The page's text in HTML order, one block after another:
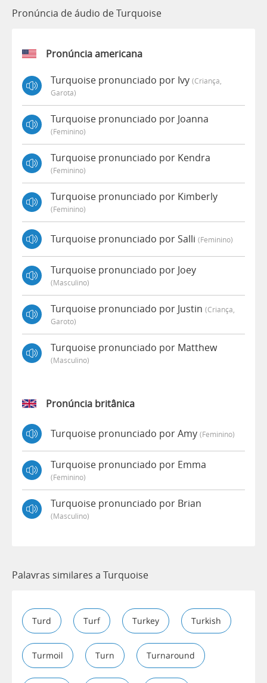
Pronúncia de áudio de Turquoise
Pronúncia americana
Turquoise pronunciado por Ivy (criança,
Garota)
Turquoise pronunciado por Joanna
(feminino)
Turquoise pronunciado por Kendra
(feminino)
Turquoise pronunciado por Kimberly
(feminino)
Turquoise pronunciado por Salli (feminino)
Turquoise pronunciado por Joey
(masculino)
Turquoise pronunciado por Justin (criança,
Garoto)
Turquoise pronunciado por Matthew
(masculino)
Pronúncia britânica
Turquoise pronunciado por Amy (feminino)
Turquoise pronunciado por Emma
(feminino)
Turquoise pronunciado por Brian
(masculino)
Palavras similares a Turquoise
Turd Turf Turkey Turkish
Turmoil Turn Turnaround